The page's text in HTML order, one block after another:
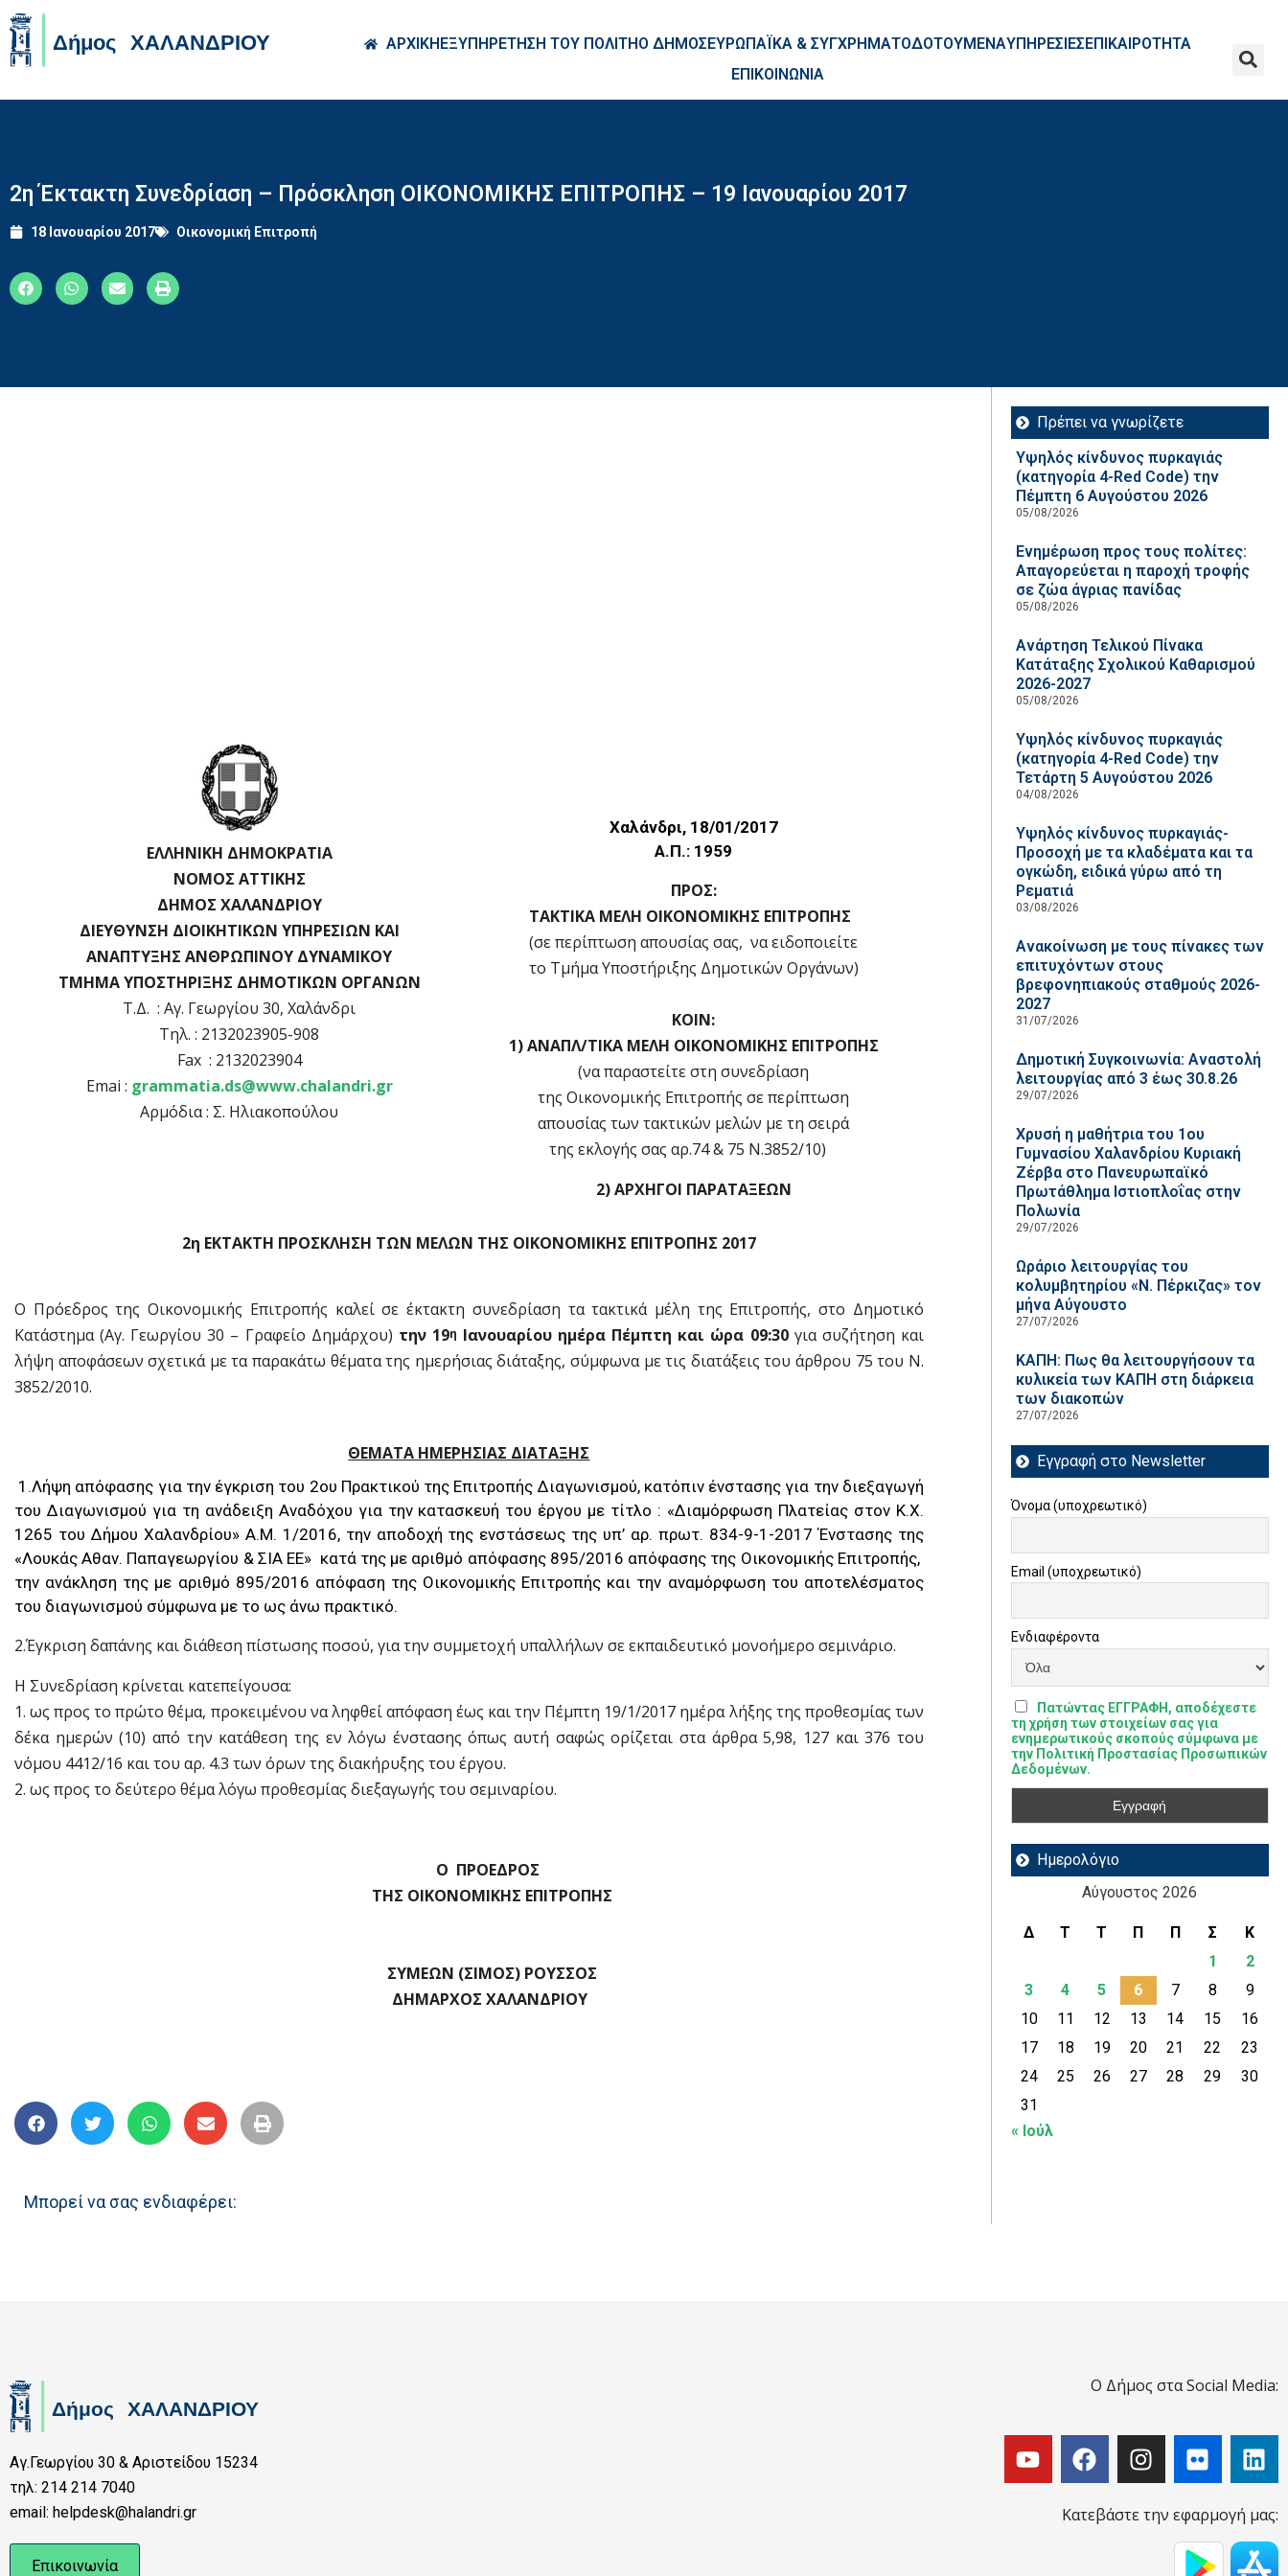
ΑΡΧΙΚΗΕΞΥΠΗΡΕΤΗΣΗ ΤΟΥ ΠΟΛΙΤΗΟ ΔΗΜΟΣΕΥΡΩΠΑΪΚΑ & ΣΥΓΧΡΗΜΑΤΟΔΟΤΟΥΜΕΝΑΥΠΗΡΕΣΙΕΣΕΠΙΚΑΙΡΟΤΗΤΑ
ΕΠΙΚΟΙΝΩΝΙΑ
2η Έκτακτη Συνεδρίαση – Πρόσκληση ΟΙΚΟΝΟΜΙΚΗΣ ΕΠΙΤΡΟΠΗΣ – 19 Ιανουαρίου 2017
18 Ιανουαρίου 2017 Οικονομική Επιτροπή
ΕΛΛΗΝΙΚΗ ΔΗΜΟΚΡΑΤΙΑ
ΝΟΜΟΣ ΑΤΤΙΚΗΣ
ΔΗΜΟΣ ΧΑΛΑΝΔΡΙΟΥ
ΔΙΕΥΘΥΝΣΗ ΔΙΟΙΚΗΤΙΚΩΝ ΥΠΗΡΕΣΙΩΝ ΚΑΙ
ΑΝΑΠΤΥΞΗΣ ΑΝΘΡΩΠΙΝΟΥ ΔΥΝΑΜΙΚΟΥ
ΤΜΗΜΑ ΥΠΟΣΤΗΡΙΞΗΣ ΔΗΜΟΤΙΚΩΝ ΟΡΓΑΝΩΝ
Τ.Δ. : Αγ. Γεωργίου 30, Χαλάνδρι
Τηλ. : 2132023905-908
Fax : 2132023904
Emai : grammatia.ds@www.chalandri.gr
Αρμόδια : Σ. Ηλιακοπούλου
Χαλάνδρι, 18/01/2017
Α.Π.: 1959
ΠΡΟΣ:
ΤΑΚΤΙΚΑ ΜΕΛΗ OIKOΝΟΜΙΚΗΣ ΕΠΙΤΡΟΠΗΣ
(σε περίπτωση απουσίας σας, να ειδοποιείτε
το Τμήμα Υποστήριξης Δημοτικών Οργάνων)
ΚΟΙΝ:
1) ΑΝΑΠΛ/ΤΙΚΑ ΜΕΛΗ ΟΙΚΟΝΟΜΙΚΗΣ ΕΠΙΤΡΟΠΗΣ
(να παραστείτε στη συνεδρίαση
της Οικονομικής Επιτροπής σε περίπτωση
απουσίας των τακτικών μελών με τη σειρά
της εκλογής σας αρ.74 & 75 Ν.3852/10)
2) ΑΡΧΗΓΟΙ ΠΑΡΑΤΑΞΕΩΝ
2η ΕΚΤΑΚΤΗ ΠΡΟΣΚΛΗΣΗ ΤΩΝ ΜΕΛΩΝ ΤΗΣ ΟΙΚΟΝΟΜΙΚΗΣ ΕΠΙΤΡΟΠΗΣ 2017
Ο Πρόεδρος της Οικονομικής Επιτροπής καλεί σε έκτακτη συνεδρίαση τα τακτικά μέλη της Επιτροπής, στο Δημοτικό
Κατάστημα (Αγ. Γεωργίου 30 – Γραφείο Δημάρχου) την 19η Ιανουαρίου ημέρα Πέμπτη και ώρα 09:30για συζήτηση και
λήψη αποφάσεων σχετικά με τα παρακάτω θέματα της ημερήσιας διάταξης, σύμφωνα με τις διατάξεις του άρθρου 75 του Ν.
3852/2010.
ΘΕΜΑΤΑ ΗΜΕΡΗΣΙΑΣ ΔΙΑΤΑΞΗΣ
1.Λήψη απόφασης για την έγκριση του 2ου Πρακτικού της Επιτροπής Διαγωνισμού, κατόπιν ένστασης για την διεξαγωγή
του Διαγωνισμού για τη ανάδειξη Αναδόχου για την κατασκευή του έργου με τίτλο : «Διαμόρφωση Πλατείας στον K.X.
1265 του Δήμου Χαλανδρίου» Α.Μ. 1/2016, την αποδοχή της ενστάσεως της υπ’ αρ. πρωτ. 834-9-1-2017 Ένστασης της
«Λουκάς Αθαν. Παπαγεωργίου & ΣΙΑ ΕΕ» κατά της με αριθμό απόφασης 895/2016 απόφασης της Οικονομικής Επιτροπής,
την ανάκληση της με αριθμό 895/2016 απόφαση της Οικονομικής Επιτροπής και την αναμόρφωση του αποτελέσματος
του διαγωνισμού σύμφωνα με το ως άνω πρακτικό.
2.Έγκριση δαπάνης και διάθεση πίστωσης ποσού, για την συμμετοχή υπαλλήλων σε εκπαιδευτικό μονοήμερο σεμινάριο.
Η Συνεδρίαση κρίνεται κατεπείγουσα:
1. ως προς το πρώτο θέμα, προκειμένου να ληφθεί απόφαση έως και την Πέμπτη 19/1/2017 ημέρα λήξης της προθεσμίας των
δέκα ημερών (10) από την κατάθεση της εν λόγω ένστασης όπως αυτή σαφώς ορίζεται στα άρθρα 5,98, 127 και 376 του
νόμου 4412/16 και του αρ. 4.3 των όρων της διακήρυξης του έργου.
2. ως προς το δεύτερο θέμα λόγω προθεσμίας διεξαγωγής του σεμιναρίου.
Ο ΠΡΟΕΔΡΟΣ
ΤΗΣ ΟΙΚΟΝΟΜΙΚΗΣ ΕΠΙΤΡΟΠΗΣ
ΣΥΜΕΩΝ (ΣΙΜΟΣ) ΡΟΥΣΣΟΣ
ΔΗΜΑΡΧΟΣ ΧΑΛΑΝΔΡΙΟΥ
Μπορεί να σας ενδιαφέρει:
Πρέπει να γνωρίζετε
Υψηλός κίνδυνος πυρκαγιάς
(κατηγορία 4-Red Code) την
Πέμπτη 6 Αυγούστου 2026
05/08/2026
Ενημέρωση προς τους πολίτες:
Απαγορεύεται η παροχή τροφής
σε ζώα άγριας πανίδας
05/08/2026
Ανάρτηση Τελικού Πίνακα
Κατάταξης Σχολικού Καθαρισμού
2026-2027
05/08/2026
Υψηλός κίνδυνος πυρκαγιάς
(κατηγορία 4-Red Code) την
Τετάρτη 5 Αυγούστου 2026
04/08/2026
Υψηλός κίνδυνος πυρκαγιάς-
Προσοχή με τα κλαδέματα και τα
ογκώδη, ειδικά γύρω από τη
Ρεματιά
03/08/2026
Ανακοίνωση με τους πίνακες των
επιτυχόντων στους
βρεφονηπιακούς σταθμούς 2026-
2027
31/07/2026
Δημοτική Συγκοινωνία: Αναστολή
λειτουργίας από 3 έως 30.8.26
29/07/2026
Χρυσή η μαθήτρια του 1ου
Γυμνασίου Χαλανδρίου Κυριακή
Ζέρβα στο Πανευρωπαϊκό
Πρωτάθλημα Ιστιοπλοΐας στην
Πολωνία
29/07/2026
Ωράριο λειτουργίας του
κολυμβητηρίου «Ν. Πέρκιζας» τον
μήνα Αύγουστο
27/07/2026
ΚΑΠΗ: Πως θα λειτουργήσουν τα
κυλικεία των ΚΑΠΗ στη διάρκεια
των διακοπών
27/07/2026
Εγγραφή στο Newsletter
Όνομα (υποχρεωτικό)
Email (υποχρεωτικό)
Ενδιαφέροντα
Πατώντας ΕΓΓΡΑΦΗ, αποδέχεστε
τη χρήση των στοιχείων σας για
ενημερωτικούς σκοπούς σύμφωνα με
την Πολιτική Προστασίας Προσωπικών
Δεδομένων.
Ημερολόγιο
Αύγουστος 2026
Δ Τ Τ Π Π Σ
Κ
1
2
3
4 5 6 7 8
9
10
11 12 13 14 15
16
17
18 19 20 21 22
23
24
25 26 27 28 29
30
31
« Ιούλ
Αγ.Γεωργίου 30 & Αριστείδου 15234
τηλ: 214 214 7040
email: helpdesk@halandri.gr
Επικοινωνία
Ο Δήμος στα Social Media:
Κατεβάστε την εφαρμογή μας: